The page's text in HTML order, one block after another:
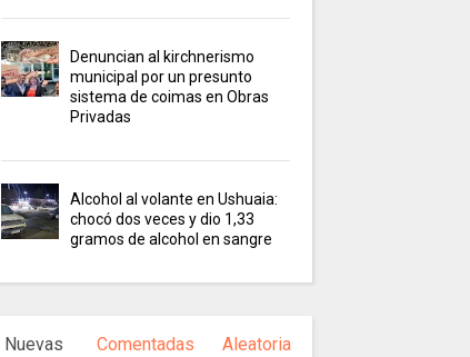
Denuncian al kirchnerismo
municipal por un presunto
sistema de coimas en Obras
Privadas
Alcohol al volante en Ushuaia:
chocó dos veces y dio 1,33
gramos de alcohol en sangre
Nuevas Comentadas Aleatoria